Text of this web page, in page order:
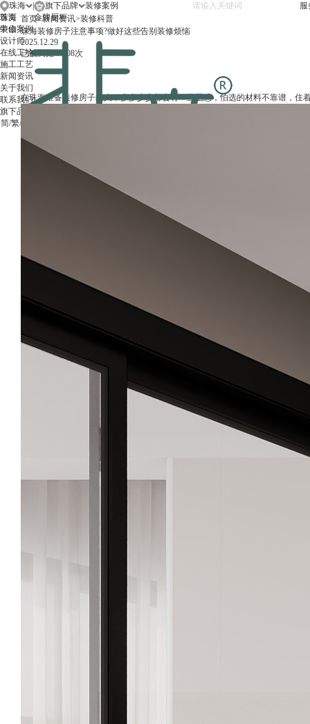
珠海
珠海
中山
旗下品牌
金牌厨柜
服
首页
装修案例
设计师
在线工地
施工工艺
新闻资讯
关于我们
联系我们
旗下品牌
简/繁/
首页>新闻资讯>装修科普
珠海装修房子注意事项?做好这些告别装修烦恼
2025.12.29
已被浏览：408次
在珠海准备装修房子的人，多多少少都会有一些困惑，怕选的材料不靠谱，